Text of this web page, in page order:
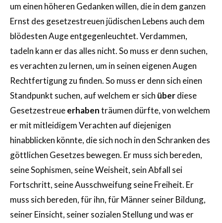
um einen höheren Gedanken willen, die in dem ganzen
Ernst des gesetzestreuen jüdischen Lebens auch dem
blödesten Auge entgegenleuchtet. Verdammen,
tadeln kann er das alles nicht. So muss er denn suchen,
es verachten zu lernen, um in seinen eigenen Augen
Rechtfertigung zu finden. So muss er denn sich einen
Standpunkt suchen, auf welchem er sich überdiese
Gesetzestreueerhabenträumen dürfte, von welchem
er mit mitleidigem Verachten auf diejenigen
hinabblicken könnte, die sich noch in den Schranken des
göttlichen Gesetzes bewegen. Er muss sich bereden,
seine Sophismen, seine Weisheit, sein Abfall sei
Fortschritt, seine Ausschweifung seine Freiheit. Er
muss sich bereden, für ihn, für Männer seiner Bildung,
seiner Einsicht, seiner sozialen Stellung und was er